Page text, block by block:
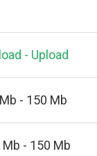
- Upload
- 150 Mb
- 150 Mb